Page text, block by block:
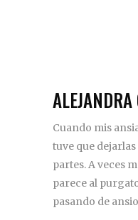
Cuando mis
tuve que
partes. A veces
parece al
pasando de